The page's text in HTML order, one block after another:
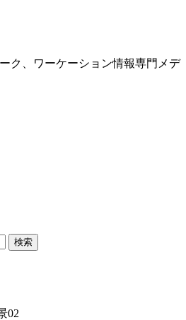
ク、ワーケーション情報専門メデ
02